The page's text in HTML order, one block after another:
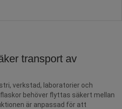
transport av
verkstad, laboratorier och
behöver flyttas säkert mellan
är anpassad för att